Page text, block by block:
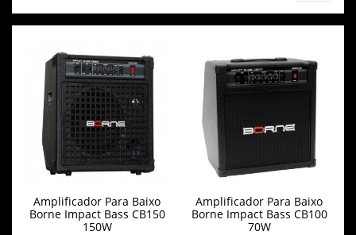
Amplificador Para Baixo
Borne Impact Bass CB150
150W
Amplificador Para Baixo
Borne Impact Bass CB100
70W